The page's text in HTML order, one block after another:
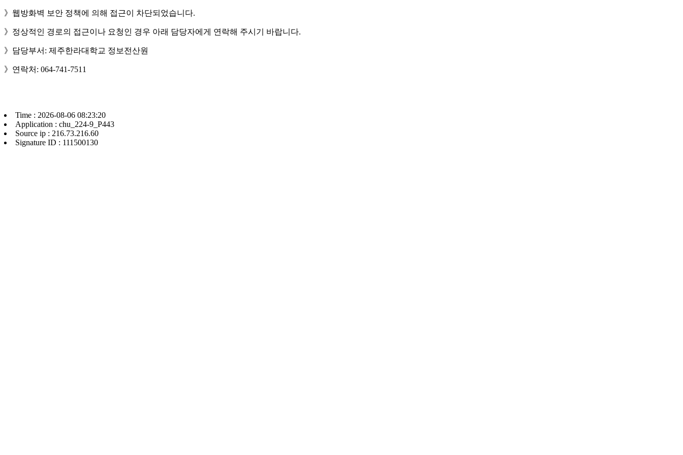
》웹방화벽 보안 정책에 의해 접근이 차단되었습니다.
》정상적인 경로의 접근이나 요청인 경우 아래 담당자에게 연락해 주시기 바랍니다.
》담당부서: 제주한라대학교 정보전산원
》연락처: 064-741-7511
Time : 2026-08-06 08:23:20
Application : chu_224-9_P443
Source ip : 216.73.216.60
Signature ID : 111500130